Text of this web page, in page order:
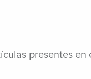
presentes